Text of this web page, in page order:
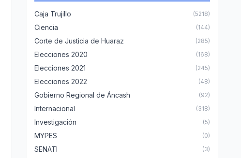
Caja Trujillo (5218)
Ciencia (144)
Corte de Justicia de Huaraz (285)
Elecciones 2020 (168)
Elecciones 2021 (245)
Elecciones 2022 (48)
Gobierno Regional de Áncash (92)
Internacional (318)
Investigación (5)
MYPES (0)
SENATI (3)